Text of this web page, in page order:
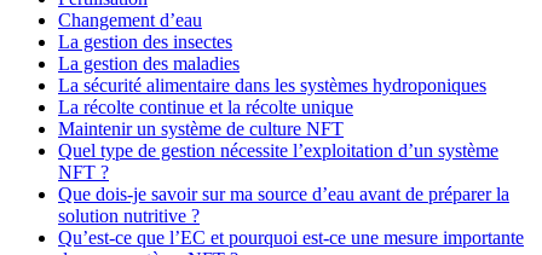
Changement d’eau
La gestion des insectes
La gestion des maladies
La sécurité alimentaire dans les systèmes hydroponiques
La récolte continue et la récolte unique
Maintenir un système de culture NFT
Quel type de gestion nécessite l’exploitation d’un système
NFT ?
Que dois-je savoir sur ma source d’eau avant de préparer la
solution nutritive ?
Qu’est-ce que l’EC et pourquoi est-ce une mesure importante